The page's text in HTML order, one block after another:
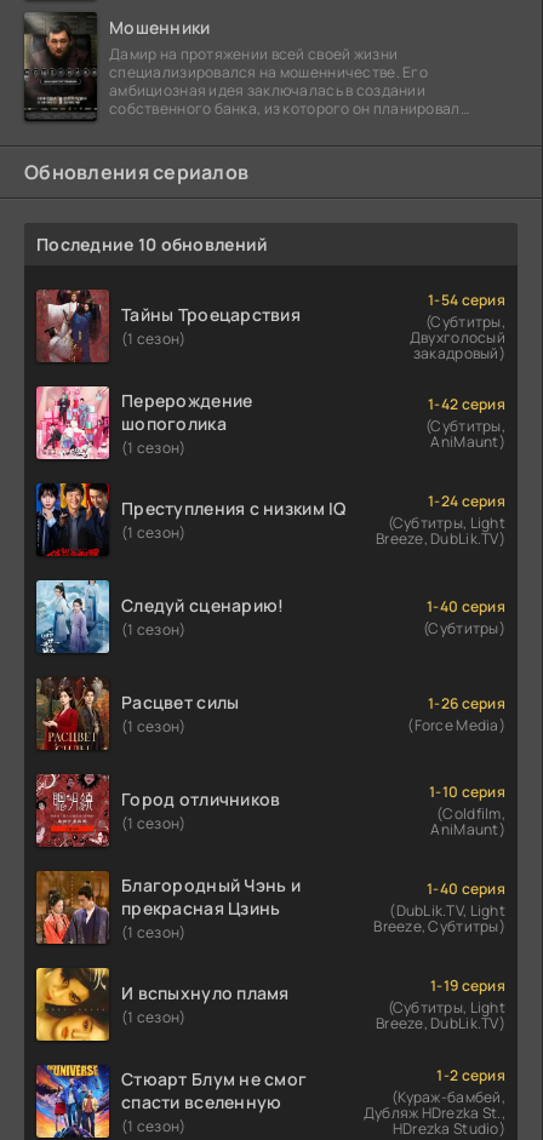
Мошенники
Дамир на протяжении всей своей жизни
специализировался на мошенничестве. Его
амбициозная идея заключалась в создании
собственного банка, из которого он планировал
Обновления сериалов
Последние 10 обновлений
Тайны Троецарствия
(1 сезон)
1-54 серия
(Субтитры,
Двухголосый
закадровый)
Перерождение
шопоголика
(1 сезон)
1-42 серия
(Субтитры,
AniMaunt)
Преступления с низким IQ
(1 сезон)
1-24 серия
(Субтитры, Light
Breeze, DubLik.TV)
Следуй сценарию!
(1 сезон)
1-40 серия
(Субтитры)
Расцвет силы
(1 сезон)
1-26 серия
(Force Media)
Город отличников
(1 сезон)
1-10 серия
(Coldfilm,
AniMaunt)
Благородный Чэнь и
прекрасная Цзинь
(1 сезон)
1-40 серия
(DubLik.TV, Light
Breeze, Субтитры)
И вспыхнуло пламя
(1 сезон)
1-19 серия
(Субтитры, Light
Breeze, DubLik.TV)
Стюарт Блум не смог
спасти вселенную
(1 сезон)
1-2 серия
(Кураж-бамбей,
Дубляж HDrezka St.,
HDrezka Studio)